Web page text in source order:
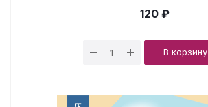
120 ₽
В корзину